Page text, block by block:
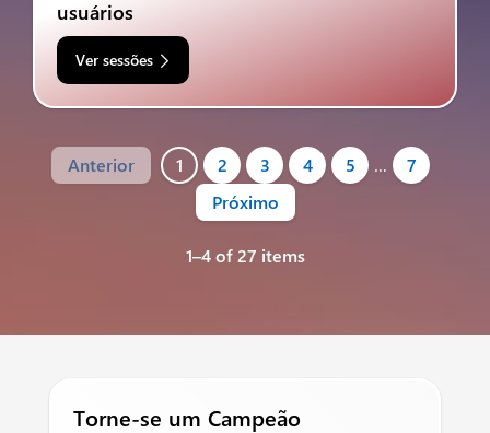
usuários
Ver sessões
Anterior 1 2 3 4 5 …
7
Próximo
1–4 of 27 items
Torne-se um Campeão